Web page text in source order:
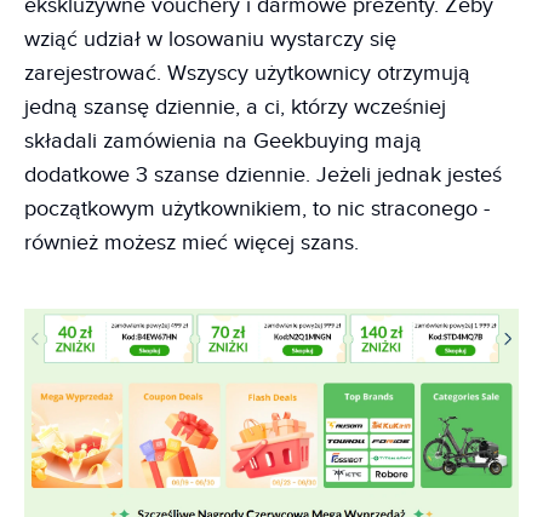
ekskluzywne vouchery i darmowe prezenty. Żeby
wziąć udział w losowaniu wystarczy się
zarejestrować. Wszyscy użytkownicy otrzymują
jedną szansę dziennie, a ci, którzy wcześniej
składali zamówienia na Geekbuying mają
dodatkowe 3 szanse dziennie. Jeżeli jednak jesteś
początkowym użytkownikiem, to nic straconego -
również możesz mieć więcej szans.